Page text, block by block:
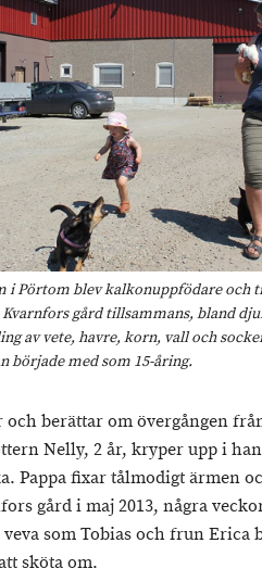
i Pörtom blev kalkonuppfödare och
Kvarnfors gård tillsammans, bland
av vete, havre, korn, vall och
började med som 15-åring.
och berättar om övergången
Nelly, 2 år, kryper upp i
Pappa fixar tålmodigt ärmen
gård i maj 2013, några
veva som Tobias och frun
sköta om.